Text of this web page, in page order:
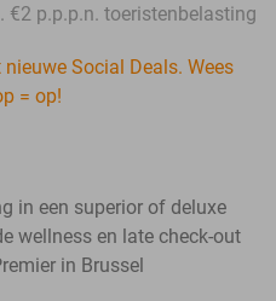
€2 p.p.p.n. toeristenbelasting
Social Deals. Wees
= op!
in een superior of deluxe
wellness en late check-out
in Brussel